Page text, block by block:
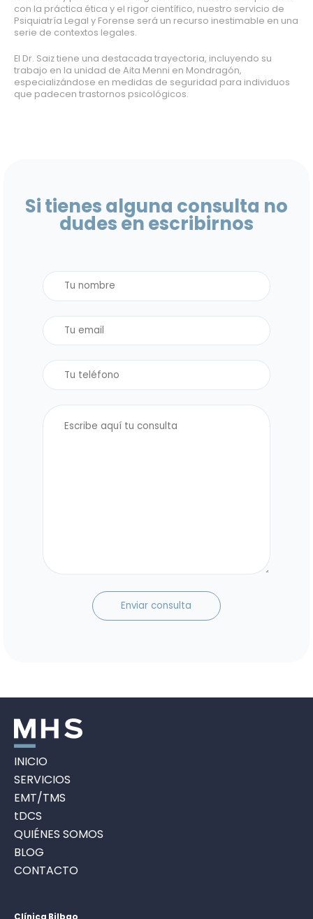
con la práctica ética y el rigor científico, nuestro servicio de
Psiquiatría Legal y Forense será un recurso inestimable en una
serie de contextos legales.
El Dr. Saiz tiene una destacada trayectoria, incluyendo su
trabajo en la unidad de Aita Menni en Mondragón,
especializándose en medidas de seguridad para individuos
que padecen trastornos psicológicos.
Si tienes alguna consulta no
dudes en escribirnos
INICIO
SERVICIOS
EMT/TMS
tDCS
QUIÉNES SOMOS
BLOG
CONTACTO